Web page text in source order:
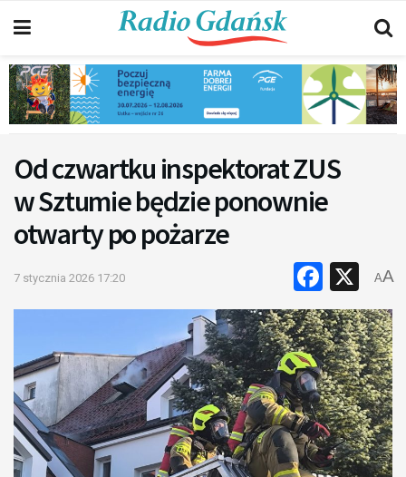
Od czwartku inspektorat ZUS
w Sztumie będzie ponownie
otwarty po pożarze
7 stycznia 2026 17:20 X
AA